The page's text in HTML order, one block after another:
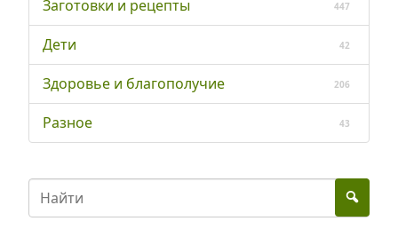
Заготовки и рецепты 447
Дети 42
Здоровье и благополучие 206
Разное 43